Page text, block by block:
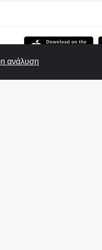
ανάλυση